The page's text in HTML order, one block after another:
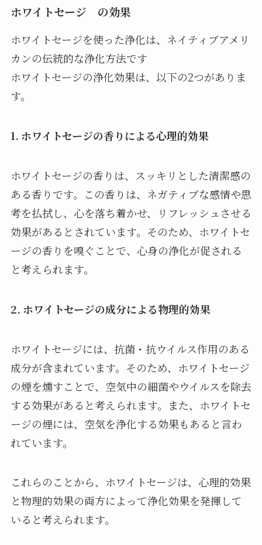
ホワイトセージ の効果
ホワイトセージを使った浄化は、ネイティブアメリ
カンの伝統的な浄化方法です
ホワイトセージの浄化効果は、以下の2つがありま
す。
1. ホワイトセージの香りによる心理的効果
ホワイトセージの香りは、スッキリとした清潔感の
ある香りです。この香りは、ネガティブな感情や思
考を払拭し、心を落ち着かせ、リフレッシュさせる
効果があるとされています。そのため、ホワイトセ
ージの香りを嗅ぐことで、心身の浄化が促される
と考えられます。
2. ホワイトセージの成分による物理的効果
ホワイトセージには、抗菌・抗ウイルス作用のある
成分が含まれています。そのため、ホワイトセージ
の煙を燻すことで、空気中の細菌やウイルスを除去
する効果があると考えられます。また、ホワイトセ
ージの煙には、空気を浄化する効果もあると言わ
れています。
これらのことから、ホワイトセージは、心理的効果
と物理的効果の両方によって浄化効果を発揮して
いると考えられます。